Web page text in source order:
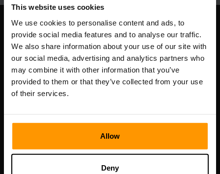
This website uses cookies
We use cookies to personalise content and ads, to
provide social media features and to analyse our traffic.
We also share information about your use of our site with
our social media, advertising and analytics partners who
may combine it with other information that you’ve
provided to them or that they’ve collected from your use
of their services.
Allow
Deny
Syarikat Kami
Scalable Hosting Solutions OÜ
Kod pendaftaran: 14652605
Nombor VAT: EE102133820